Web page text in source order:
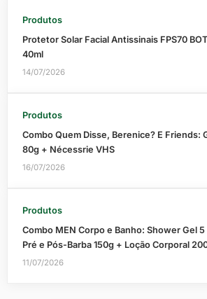
Produtos
Protetor Solar Facial Antissinais FPS70
40ml
14/07/2026
Produtos
Combo Quem Disse, Berenice? E Friends:
80g + Nécessrie VHS
16/07/2026
Produtos
Combo MEN Corpo e Banho: Shower Gel 5
Pré e Pós-Barba 150g + Loção Corporal
11/07/2026